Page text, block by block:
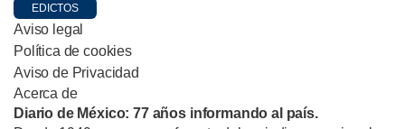
EDICTOS
Aviso legal
Política de cookies
Aviso de Privacidad
Acerca de
Diario de México: 77 años informando al país.